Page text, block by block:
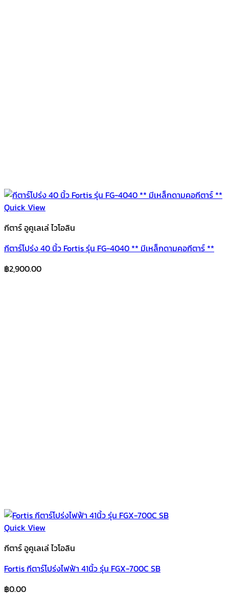
Quick View
กีตาร์ อูคูเลเล่ ไวโอลิน
กีตาร์โปร่ง 40 นิ้ว Fortis รุ่น FG-4040 ** มีเหล็กดามคอกีตาร์ **
฿2,900.00
Quick View
กีตาร์ อูคูเลเล่ ไวโอลิน
Fortis กีตาร์โปร่งไฟฟ้า 41นิ้ว รุ่น FGX-700C SB
฿0.00